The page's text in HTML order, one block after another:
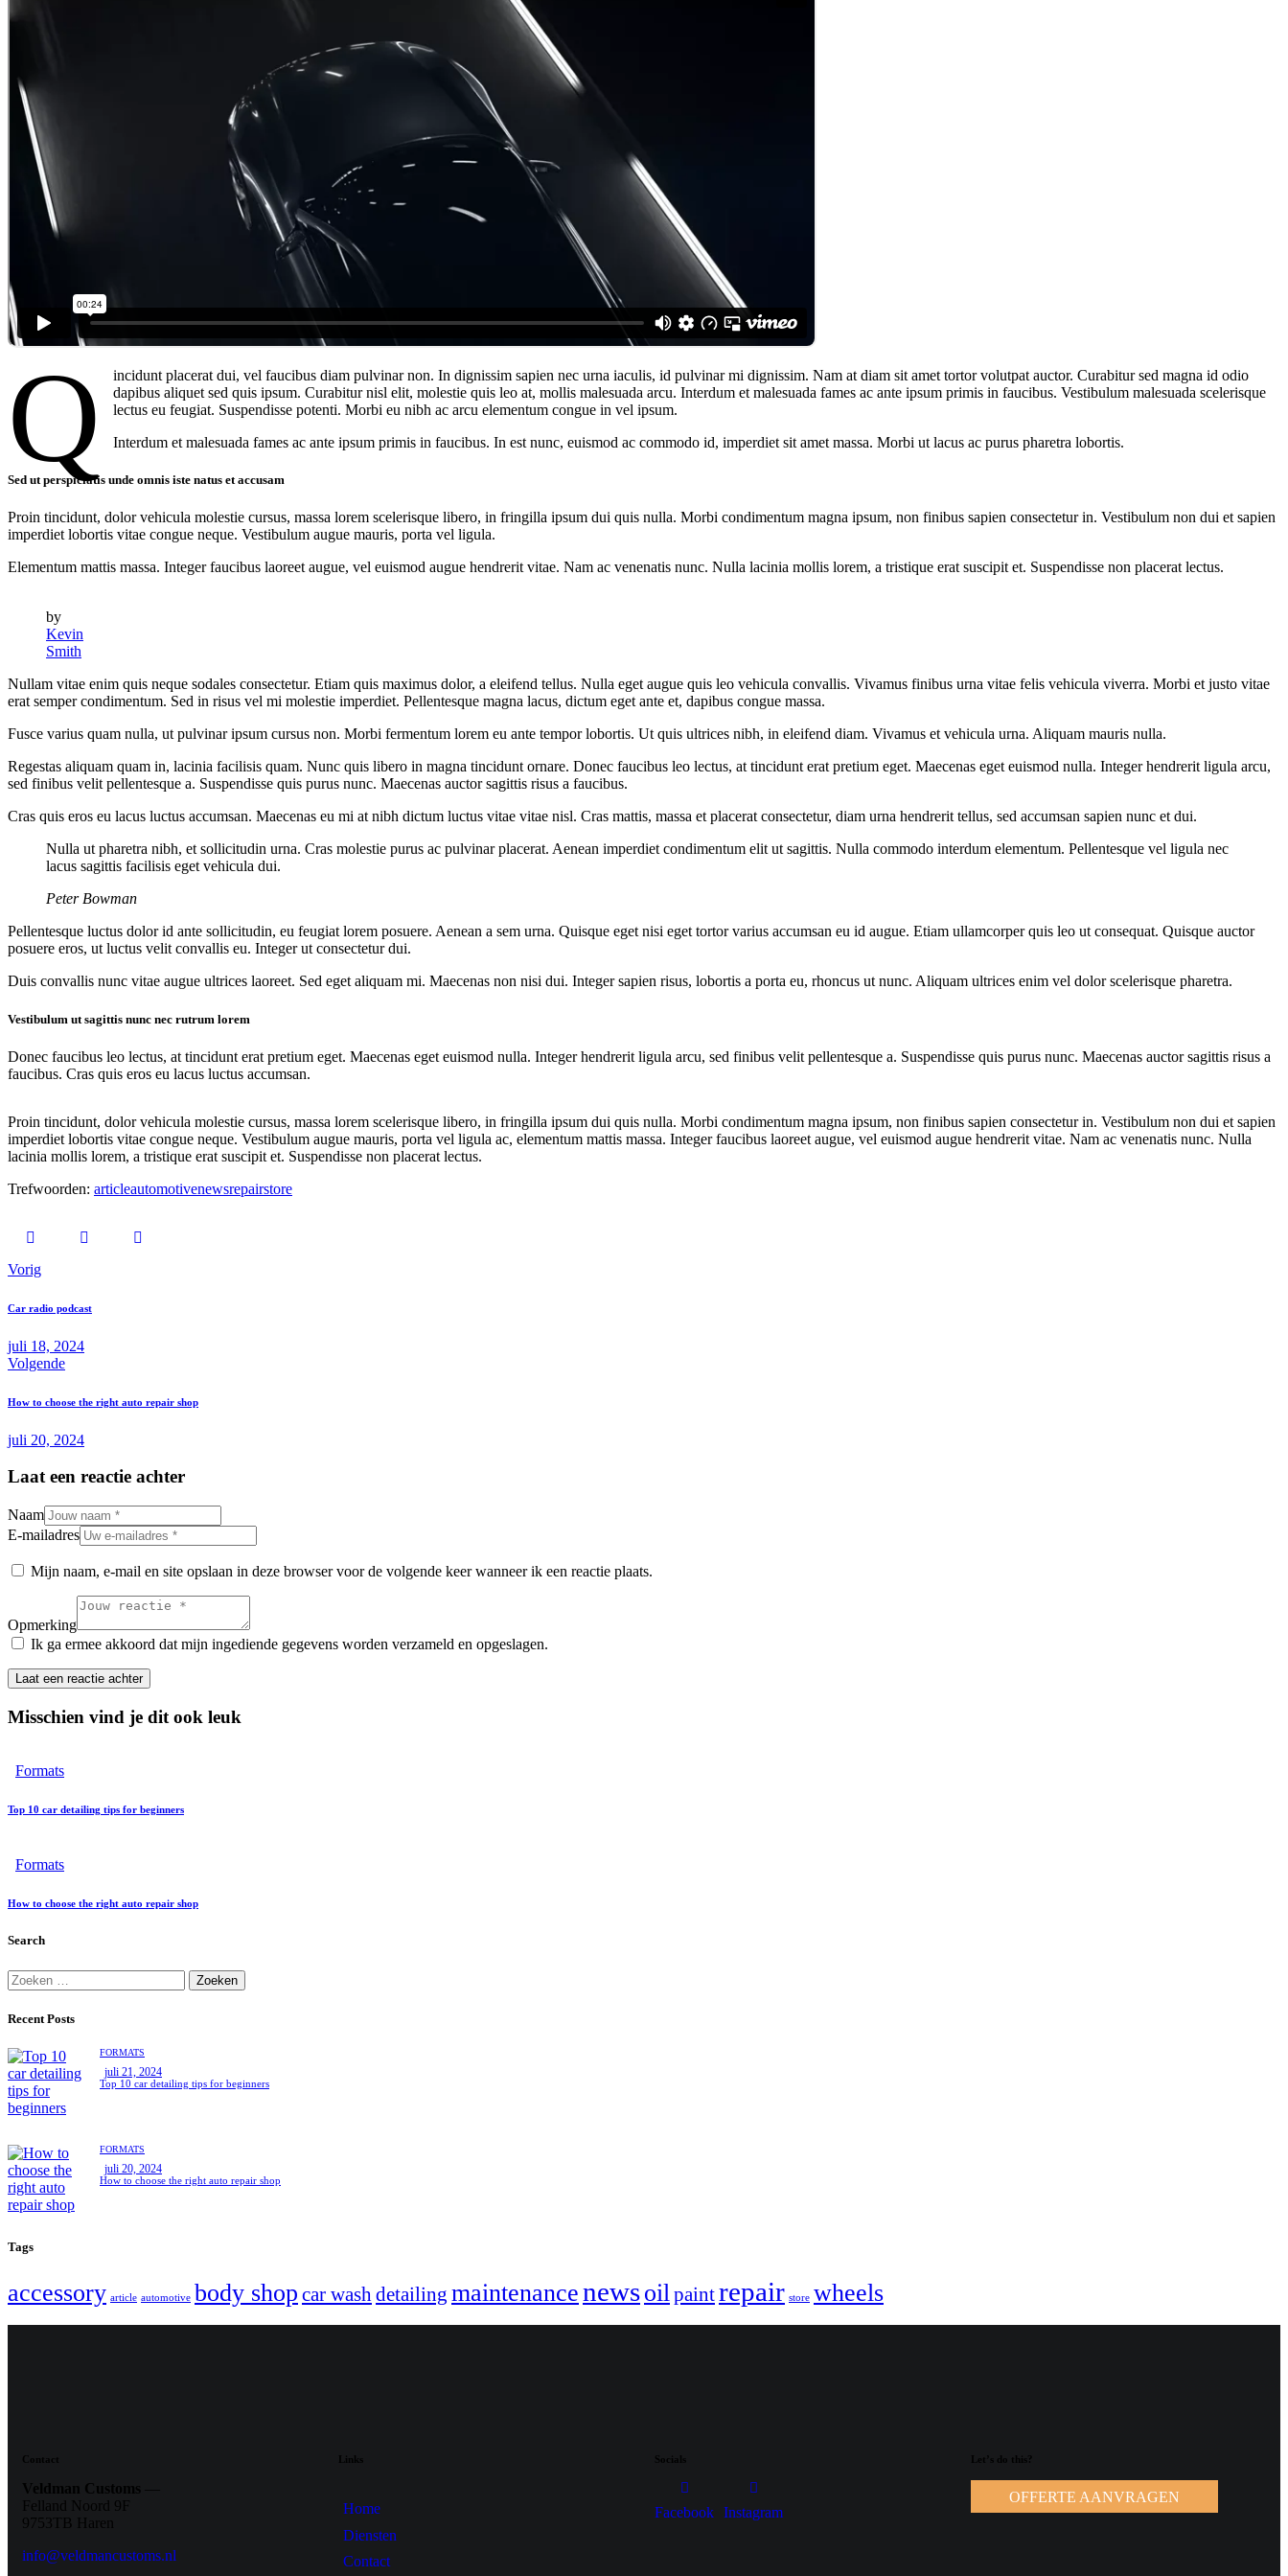
Q
incidunt placerat dui, vel faucibus diam pulvinar non. In dignissim sapien nec urna iaculis, id pulvinar mi dignissim. Nam at diam sit amet tortor volutpat auctor. Curabitur sed magna id odio
dapibus aliquet sed quis ipsum. Curabitur nisl elit, molestie quis leo at, mollis malesuada arcu. Interdum et malesuada fames ac ante ipsum primis in faucibus. Vestibulum malesuada scelerisque
lectus eu feugiat. Suspendisse potenti. Morbi eu nibh ac arcu elementum congue in vel ipsum.
Interdum et malesuada fames ac ante ipsum primis in faucibus. In est nunc, euismod ac commodo id, imperdiet sit amet massa. Morbi ut lacus ac purus pharetra lobortis.
Sed ut perspiciatis unde omnis iste natus et accusam
Proin tincidunt, dolor vehicula molestie cursus, massa lorem scelerisque libero, in fringilla ipsum dui quis nulla. Morbi condimentum magna ipsum, non finibus sapien consectetur in. Vestibulum non dui et sapien
imperdiet lobortis vitae congue neque. Vestibulum augue mauris, porta vel ligula.
Elementum mattis massa. Integer faucibus laoreet augue, vel euismod augue hendrerit vitae. Nam ac venenatis nunc. Nulla lacinia mollis lorem, a tristique erat suscipit et. Suspendisse non placerat lectus.
by
Kevin
Smith
Nullam vitae enim quis neque sodales consectetur. Etiam quis maximus dolor, a eleifend tellus. Nulla eget augue quis leo vehicula convallis. Vivamus finibus urna vitae felis vehicula viverra. Morbi et justo vitae
erat semper condimentum. Sed in risus vel mi molestie imperdiet. Pellentesque magna lacus, dictum eget ante et, dapibus congue massa.
Fusce varius quam nulla, ut pulvinar ipsum cursus non. Morbi fermentum lorem eu ante tempor lobortis. Ut quis ultrices nibh, in eleifend diam. Vivamus et vehicula urna. Aliquam mauris nulla.
Regestas aliquam quam in, lacinia facilisis quam. Nunc quis libero in magna tincidunt ornare. Donec faucibus leo lectus, at tincidunt erat pretium eget. Maecenas eget euismod nulla. Integer hendrerit ligula arcu,
sed finibus velit pellentesque a. Suspendisse quis purus nunc. Maecenas auctor sagittis risus a faucibus.
Cras quis eros eu lacus luctus accumsan. Maecenas eu mi at nibh dictum luctus vitae vitae nisl. Cras mattis, massa et placerat consectetur, diam urna hendrerit tellus, sed accumsan sapien nunc et dui.
Nulla ut pharetra nibh, et sollicitudin urna. Cras molestie purus ac pulvinar placerat. Aenean imperdiet condimentum elit ut sagittis. Nulla commodo interdum elementum. Pellentesque vel ligula nec
lacus sagittis facilisis eget vehicula dui.
Peter Bowman
Pellentesque luctus dolor id ante sollicitudin, eu feugiat lorem posuere. Aenean a sem urna. Quisque eget nisi eget tortor varius accumsan eu id augue. Etiam ullamcorper quis leo ut consequat. Quisque auctor
posuere eros, ut luctus velit convallis eu. Integer ut consectetur dui.
Duis convallis nunc vitae augue ultrices laoreet. Sed eget aliquam mi. Maecenas non nisi dui. Integer sapien risus, lobortis a porta eu, rhoncus ut nunc. Aliquam ultrices enim vel dolor scelerisque pharetra.
Vestibulum ut sagittis nunc nec rutrum lorem
Donec faucibus leo lectus, at tincidunt erat pretium eget. Maecenas eget euismod nulla. Integer hendrerit ligula arcu, sed finibus velit pellentesque a. Suspendisse quis purus nunc. Maecenas auctor sagittis risus a
faucibus. Cras quis eros eu lacus luctus accumsan.
Proin tincidunt, dolor vehicula molestie cursus, massa lorem scelerisque libero, in fringilla ipsum dui quis nulla. Morbi condimentum magna ipsum, non finibus sapien consectetur in. Vestibulum non dui et sapien
imperdiet lobortis vitae congue neque. Vestibulum augue mauris, porta vel ligula ac, elementum mattis massa. Integer faucibus laoreet augue, vel euismod augue hendrerit vitae. Nam ac venenatis nunc. Nulla
lacinia mollis lorem, a tristique erat suscipit et. Suspendisse non placerat lectus.
Trefwoorden: articleautomotivenewsrepairstore
Vorig
Car radio podcast
juli 18, 2024
Volgende
How to choose the right auto repair shop
juli 20, 2024
Laat een reactie achter
Naam
E-mailadres
Mijn naam, e-mail en site opslaan in deze browser voor de volgende keer wanneer ik een reactie plaats.
Opmerking
Ik ga ermee akkoord dat mijn ingediende gegevens worden verzameld en opgeslagen.
Misschien vind je dit ook leuk
Formats
Top 10 car detailing tips for beginners
Formats
How to choose the right auto repair shop
Search
Recent Posts
FORMATS
juli 21, 2024
Top 10 car detailing tips for beginners
FORMATS
juli 20, 2024
How to choose the right auto repair shop
Tags
accessory article automotive body shop car wash detailing maintenancenewsoil paintrepair store wheels
Contact
Veldman Customs
Felland Noord 9F
9753TB Haren
info@veldmancustoms.nl
Links
Home
Diensten
Contact
Socials
Facebook Instagram
Let’s do this?
OFFERTE AANVRAGEN